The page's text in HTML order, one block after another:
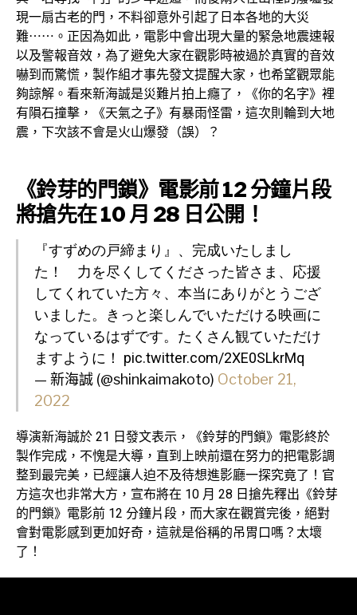
現一扇古老的門，不料卻意外引起了日本各地的大災
難⋯⋯。正因為如此，電影中會出現大量的緊急地震速報
以及警報音效，為了避免大家在觀影時被過於真實的音效
嚇到而驚慌，製作組才事先發文提醒大家，也希望觀眾能
夠諒解。看來新海誠是災難片拍上癮了，《你的名字》裡
有隕石撞擊，《天氣之子》有暴雨怪雷，這次則輪到大地
震，下次該不會是火山爆發（誤）？
《鈴芽的門鎖》電影前 12 分鐘片段
將搶先在 10 月 28 日公開！
『すずめの戸締まり』、完成いたしまし
た！ 力を尽くしてくださった皆さま、応援
してくれていた方々、本当にありがとうござ
いました。きっと楽しんでいただける映画に
なっているはずです。たくさん観ていただけ
ますように！ pic.twitter.com/2XE0SLkrMq
— 新海誠 (@shinkaimakoto) October 21,
2022
導演新海誠於 21 日發文表示，《鈴芽的門鎖》電影終於
製作完成，不愧是大導，直到上映前還在努力的把電影調
整到最完美，已經讓人迫不及待想進影廳一探究竟了！官
方這次也非常大方，宣布將在 10 月 28 日搶先釋出《鈴芽
的門鎖》電影前 12 分鐘片段，而大家在觀賞完後，絕對
會對電影感到更加好奇，這就是俗稱的吊胃口嗎？太壞
了！